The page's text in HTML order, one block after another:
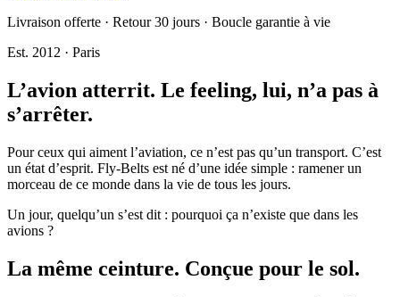
Livraison offerte · Retour 30 jours · Boucle garantie à vie
Est. 2012 · Paris
L’avion atterrit. Le feeling, lui, n’a pas à
s’arrêter.
Pour ceux qui aiment l’aviation, ce n’est pas qu’un transport. C’est
un état d’esprit. Fly-Belts est né d’une idée simple : ramener un
morceau de ce monde dans la vie de tous les jours.
Un jour, quelqu’un s’est dit : pourquoi ça n’existe que dans les
avions ?
La même ceinture. Conçue pour le sol.